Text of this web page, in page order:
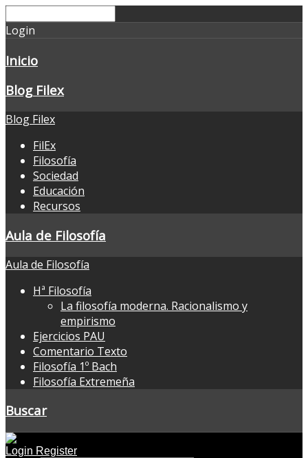
Login
Inicio
Blog Filex
Blog Filex
FilEx
Filosofía
Sociedad
Educación
Recursos
Aula de Filosofía
Aula de Filosofía
Hª Filosofía
La filosofía moderna. Racionalismo y
empirismo
Ejercicios PAU
Comentario Texto
Filosofía 1º Bach
Filosofía Extremeña
Buscar
Login Register